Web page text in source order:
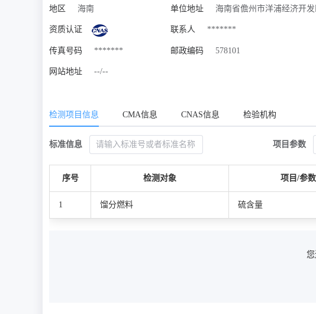
地区 海南 单位地址 海南省儋州市洋浦经济开
资质认证 联系人 *******
传真号码 ******* 邮政编码 578101
网站地址 --/--
检测项目信息 CMA信息 CNAS信息 检验机构
标准信息 项目参数
序号 检测对象 项目/参数
1 馏分燃料 硫含量